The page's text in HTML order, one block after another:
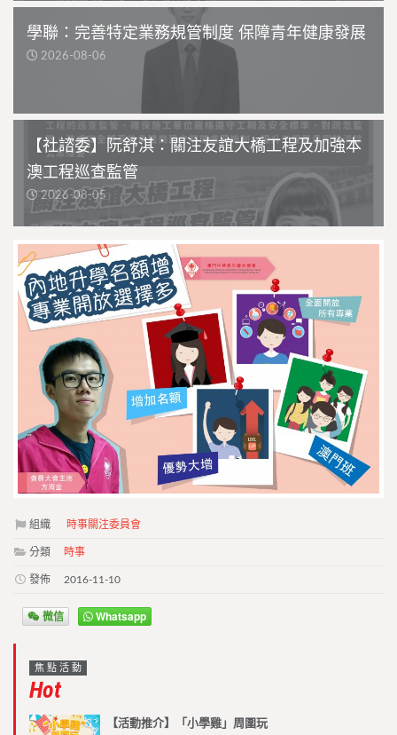
學聯：完善特定業務規管制度 保障青年健康發展
2026-08-06
【社諮委】阮舒淇：關注友誼大橋工程及加強本
澳工程巡查監管
2026-08-05
組織 時事關注委員會
分類 時事
發佈 2016-11-10
微信 Whatsapp
焦點活動
Hot
【活動推介】「小學雞」周圍玩